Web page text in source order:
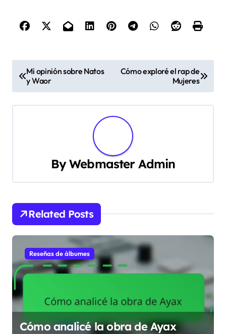
P
o
s
g
a
t
i
o
Mi opinión sobre Natos
y Waor
Cómo exploré el rap de
Mujeres
ByWebmaster Admin
Related Posts
Reseñas de álbumes
Cómo analicé la obra de Ayax